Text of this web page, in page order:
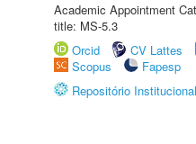
Academic Appointment
title: MS-5.3
Orcid
CV Lattes
Scopus
Fapesp
Repositório